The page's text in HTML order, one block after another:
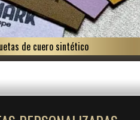
de cuero sintético